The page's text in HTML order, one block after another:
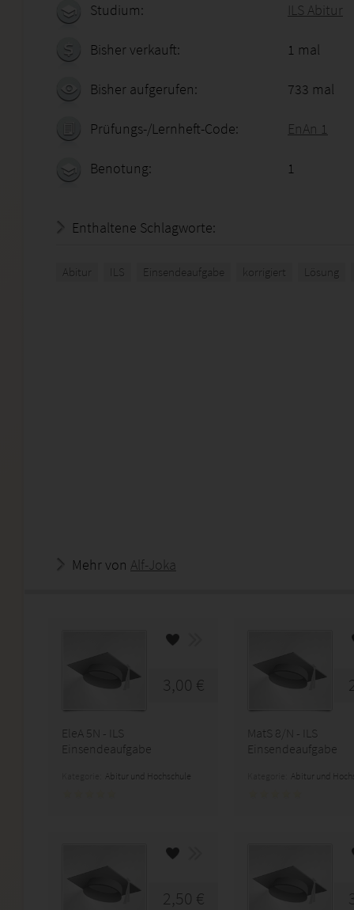
Studium: ILS Abitur
Bisher verkauft: 1 mal
Bisher aufgerufen: 733 mal
Prüfungs-/Lernheft-Code: EnAn 1
Benotung: 1
Enthaltene Schlagworte:
Abitur ILS Einsendeaufgabe korrigiert Lösung
Mehr von Alf-Joka
3,00 €
EleA 5N - ILS
Einsendeaufgabe
Abitur und Hochschule
MatS 8/N - ILS
Einsendeaufgabe
Abitur und
2,50 €